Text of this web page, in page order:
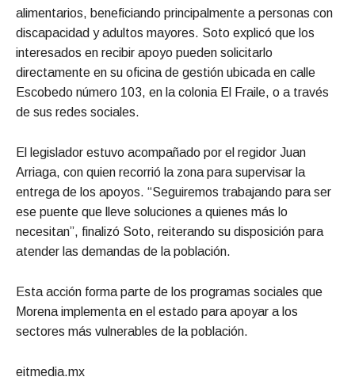
alimentarios, beneficiando principalmente a personas con
discapacidad y adultos mayores. Soto explicó que los
interesados en recibir apoyo pueden solicitarlo
directamente en su oficina de gestión ubicada en calle
Escobedo número 103, en la colonia El Fraile, o a través
de sus redes sociales.
El legislador estuvo acompañado por el regidor Juan
Arriaga, con quien recorrió la zona para supervisar la
entrega de los apoyos. “Seguiremos trabajando para ser
ese puente que lleve soluciones a quienes más lo
necesitan”, finalizó Soto, reiterando su disposición para
atender las demandas de la población.
Esta acción forma parte de los programas sociales que
Morena implementa en el estado para apoyar a los
sectores más vulnerables de la población.
eitmedia.mx